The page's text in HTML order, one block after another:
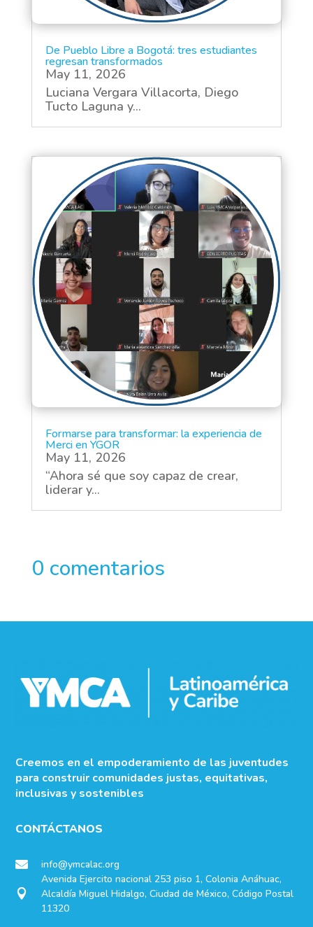
De Pueblo Libre a Bogotá: tres estudiantes
regresan transformados
May 11, 2026
Luciana Vergara Villacorta, Diego
Tucto Laguna y...
Formarse para transformar: la experiencia de
Merci en YGOR
May 11, 2026
“Ahora sé que soy capaz de crear,
liderar y...
0 comentarios
Creemos en el empoderamiento de las juventudes
para construir comunidades justas, equitativas,
inclusivas y sostenibles
CONTÁCTANOS
 info@ymcalac.org

Avenida Ejercito nacional 253 piso 1, Colonia Anáhuac,
Alcaldía Miguel Hidalgo, Ciudad de México, Código Postal
11320